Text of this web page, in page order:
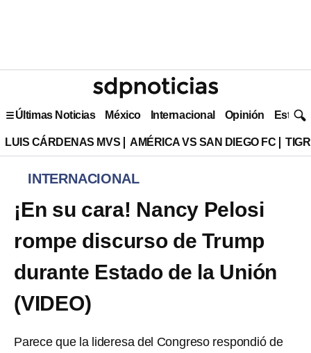
Últimas Noticias México Internacional Opinión Estilo
LUIS CÁRDENAS MVS AMÉRICA VS SAN DIEGO FC
INTERNACIONAL
¡En su cara! Nancy Pelosi
rompe discurso de Trump
durante Estado de la Unión
(VIDEO)
Parece que la lideresa del Congreso respondió de